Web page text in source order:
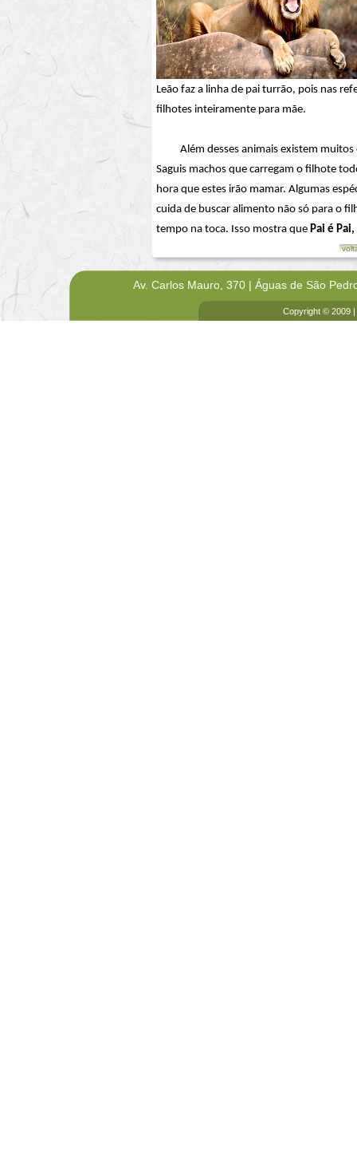
Leão faz a linha de pai turrão, pois nas
filhotes inteiramente para mãe.
Além desses animais existem muitos
Saguis machos que carregam o filhote
hora que estes irão mamar. Algumas
cuida de buscar alimento não só para o
tempo na toca. Isso mostra que Pai é
Av. Carlos Mauro, 370 | Águas de São
Copyright © 2009